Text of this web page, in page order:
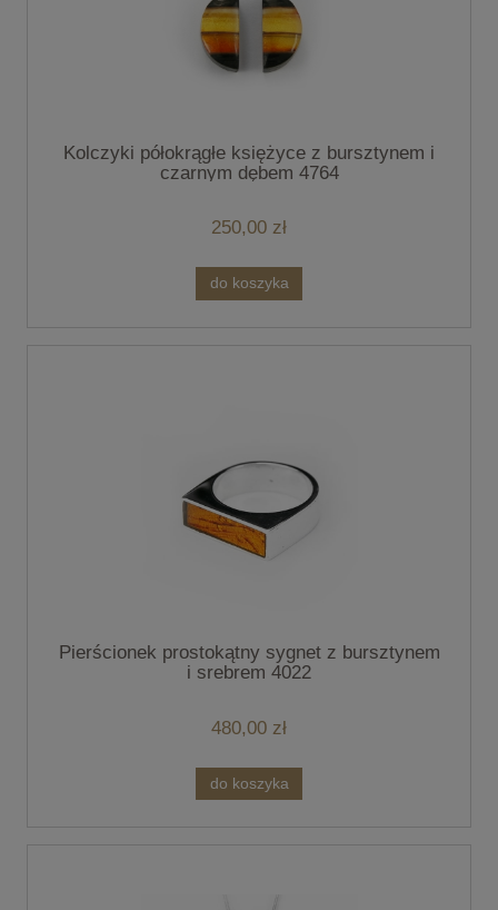
Kolczyki półokrągłe księżyce z bursztynem i
czarnym dębem 4764
250,00 zł
do koszyka
Pierścionek prostokątny sygnet z bursztynem
i srebrem 4022
480,00 zł
do koszyka